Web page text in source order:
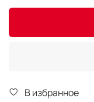
В избранное